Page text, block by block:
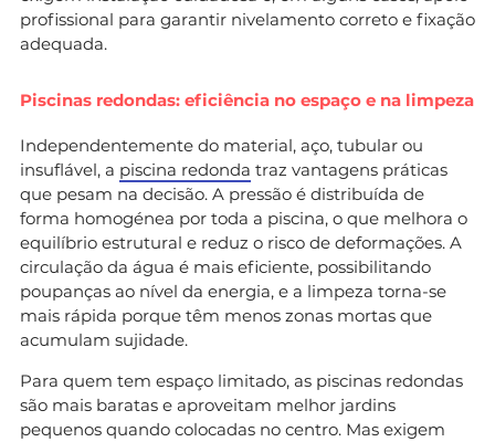
profissional para garantir nivelamento correto e fixação
adequada.
Piscinas redondas: eficiência no espaço e na limpeza
Independentemente do material, aço, tubular ou
insuflável, a piscina redonda traz vantagens práticas
que pesam na decisão. A pressão é distribuída de
forma homogénea por toda a piscina, o que melhora o
equilíbrio estrutural e reduz o risco de deformações. A
circulação da água é mais eficiente, possibilitando
poupanças ao nível da energia, e a limpeza torna-se
mais rápida porque têm menos zonas mortas que
acumulam sujidade.
Para quem tem espaço limitado, as piscinas redondas
são mais baratas e aproveitam melhor jardins
pequenos quando colocadas no centro. Mas exigem